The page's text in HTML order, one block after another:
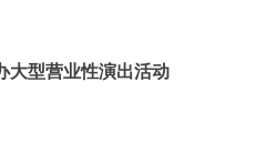
大型营业性演出活动